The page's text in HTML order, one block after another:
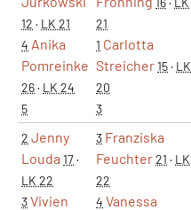
12 · LK 21
4 Anika
Pomreinke
26· LK 24
5
21
1 Carlotta
Streicher15· LK
20
3
2 Jenny
Louda 17·
LK 22
3Vivien
3 Franziska
Feuchter21 · LK
22
4 Vanessa